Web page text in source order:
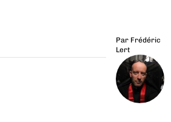
Par Frédéric
Lert